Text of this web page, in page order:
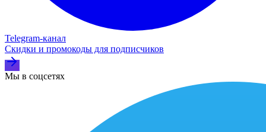
Telegram‑канал
Скидки и промокоды для подписчиков
Мы в соцсетях